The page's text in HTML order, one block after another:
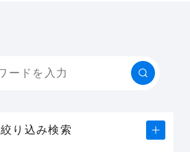
絞り込み検索